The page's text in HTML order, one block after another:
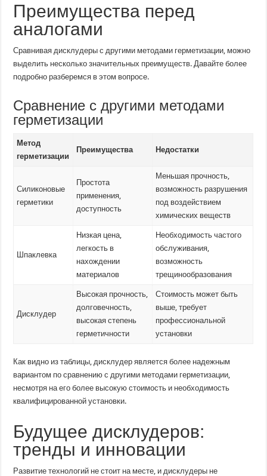
Преимущества перед
аналогами
Сравнивая дисклудеры с другими методами герметизации, можно
выделить несколько значительных преимуществ. Давайте более
подробно разберемся в этом вопросе.
Сравнение с другими методами
герметизации
Метод
герметизации
Преимущества Недостатки
Силиконовые
герметики
Простота
применения,
доступность
Меньшая прочность,
возможность разрушения
под воздействием
химических веществ
Шпаклевка
Низкая цена,
легкость в
нахождении
материалов
Необходимость частого
обслуживания,
возможность
трещинообразования
Дисклудер
Высокая прочность,
долговечность,
высокая степень
герметичности
Стоимость может быть
выше, требует
профессиональной
установки
Как видно из таблицы, дисклудер является более надежным
вариантом по сравнению с другими методами герметизации,
несмотря на его более высокую стоимость и необходимость
квалифицированной установки.
Будущее дисклудеров:
тренды и инновации
Развитие технологий не стоит на месте, и дисклудеры не